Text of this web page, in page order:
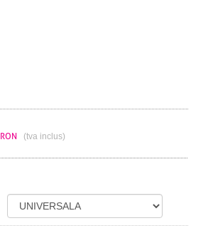
RON (tva inclus)